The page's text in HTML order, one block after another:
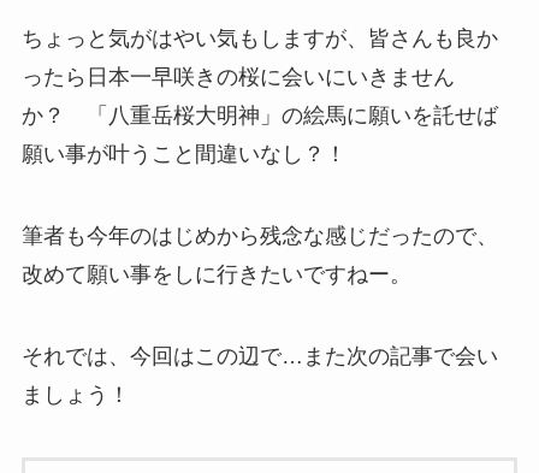
ちょっと気がはやい気もしますが、皆さんも良か
ったら日本一早咲きの桜に会いにいきません
か？ 「八重岳桜大明神」の絵馬に願いを託せば
願い事が叶うこと間違いなし？！
筆者も今年のはじめから残念な感じだったので、
改めて願い事をしに行きたいですねー。
それでは、今回はこの辺で…また次の記事で会い
ましょう！